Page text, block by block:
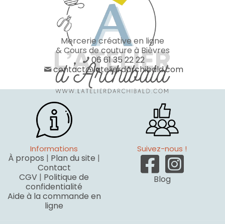
Mercerie créative en ligne
& Cours de couture à Bièvres
06 61 35 22 22
contact@latelierdarchibald.com
Informations
À propos | Plan du site |
Contact
CGV | Politique de
confidentialité
Aide à la commande en
ligne
Suivez-nous !
Blog